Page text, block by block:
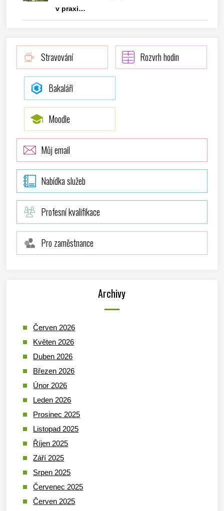
v praxi…
Stravování Rozvrh hodin
Bakaláři
Moodle
Můj email
Nabídka služeb
Profesní kvalifikace
Pro zaměstnance
Archivy
Červen 2026
Květen 2026
Duben 2026
Březen 2026
Únor 2026
Leden 2026
Prosinec 2025
Listopad 2025
Říjen 2025
Září 2025
Srpen 2025
Červenec 2025
Červen 2025